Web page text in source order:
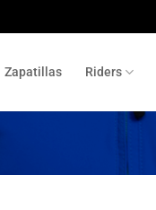
Zapatillas Riders